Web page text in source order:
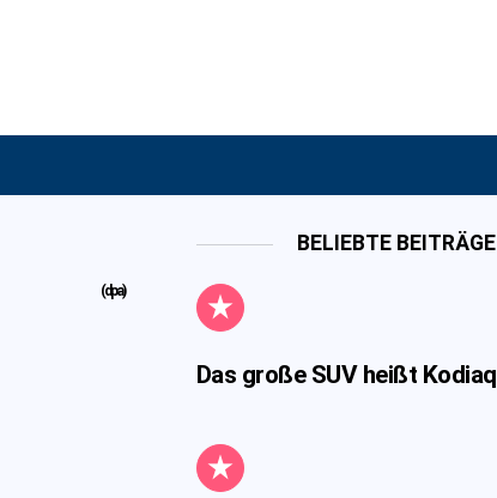
(dpa)
BELIEBTE BEITRÄGE
Das große SUV heißt Kodiaq